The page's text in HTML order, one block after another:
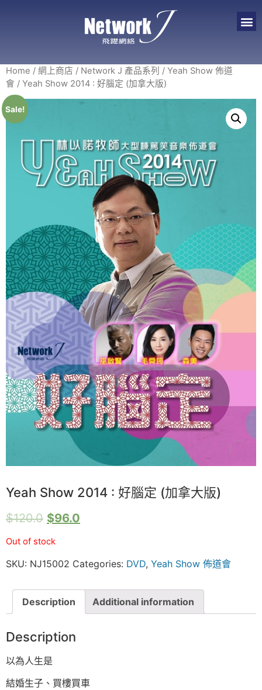
Home / 網上商店 / Network J 產品系列 / Yeah Show 佈道
會 / Yeah Show 2014 : 好腦定 (加拿大版)
Sale!
Yeah Show 2014 : 好腦定 (加拿大版)
$120.0 $96.0
Out of stock
SKU: NJ15002 Categories: DVD, Yeah Show 佈道會
Description Additional information
Description
以為人生是
結婚生子、買樓買車